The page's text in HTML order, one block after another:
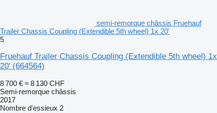
semi-remorque châssis Fruehauf
Trailer Chassis Coupling (Extendible 5th wheel) 1x 20'
5
Fruehauf Trailer Chassis Coupling (Extendible 5th wheel) 1x
20' (664564)
8 700 € ≈ 8 130 CHF
Semi-remorque châssis
2017
Nombre d'essieux 2